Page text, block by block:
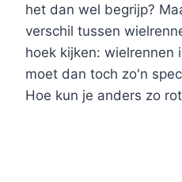
het dan wel begrijp?
verschil tussen
hoek kijken: wielrennen
moet dan toch zo'n
Hoe kun je anders zo